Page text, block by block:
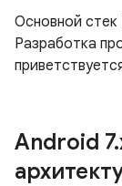
Основной
Разработка
Android 7.